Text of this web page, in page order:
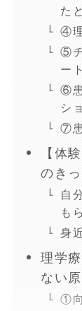
た
④
⑤
ー
⑥
シ
⑦
【体
のき
自
も
身
理学
ない
①